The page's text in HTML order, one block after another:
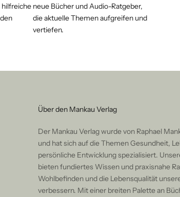
neue Bücher und Audio-Ratgeber,
die aktuelle Themen aufgreifen und
vertiefen.
Über den Mankau Verlag
Der Mankau Verlag wurde von Raphael
und hat sich auf die Themen Gesundheit,
persönliche Entwicklung spezialisiert.
bieten fundiertes Wissen und praxisnahe
Wohlbefinden und die Lebensqualität
verbessern. Mit einer breiten Palette an